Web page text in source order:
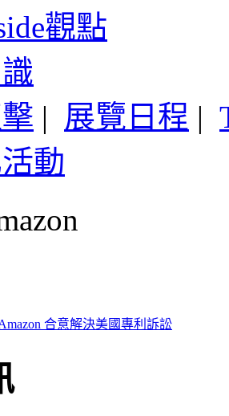
觀點
| 展覽日程 |
動
合意解決美國專利訴訟